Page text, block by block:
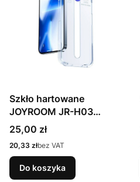
Szkło hartowane
JOYROOM JR-H03
iPhone 14 Plus 6.7in
Cena
25,00 zł
Cena
20,33 złbez VAT
Do koszyka